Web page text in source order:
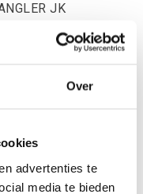
Over
advertenties te
media te bieden
JK